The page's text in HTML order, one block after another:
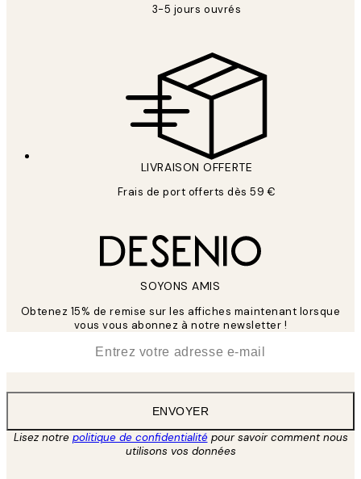
3-5 jours ouvrés
LIVRAISON OFFERTE
Frais de port offerts dès 59 €
SOYONS AMIS
Obtenez 15% de remise sur les affiches maintenant lorsque
vous vous abonnez à notre newsletter !
ENVOYER
Lisez notre politique de confidentialitépour savoir comment nous
utilisons vos données